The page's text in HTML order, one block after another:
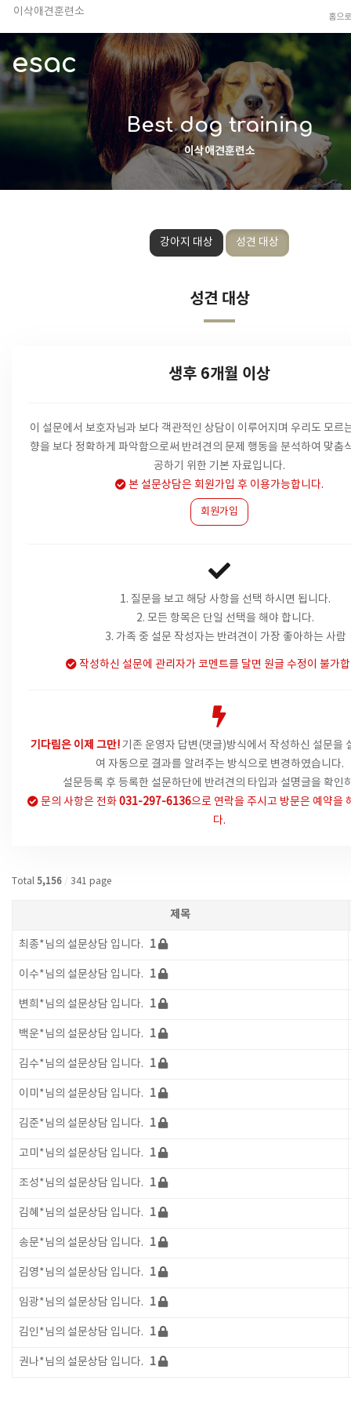
이삭애견훈련소
안전하고 행복한 펫티켓 선도!
경기도 화성시 봉담읍 위치
이찬종, 이웅종 소장 소개
홈으로
esac
Best dog training
이삭애견훈련소
강아지 대상 성견 대상
성견 대상
생후 6개월 이상
이 설문에서 보호자님과 보다 객관적인 상담이 이루어지며 우리도 모르
향을 보다 정확하게 파악함으로써 반려견의 문제 행동을 분석하여 맞춤
공하기 위한 기본 자료입니다.
본 설문상담은 회원가입 후 이용가능합니다.
회원가입
1. 질문을 보고 해당 사항을 선택 하시면 됩니다.
2. 모든 항목은 단일 선택을 해야 합니다.
3. 가족 중 설문 작성자는 반려견이 가장 좋아하는 사람
작성하신 설문에 관리자가 코멘트를 달면 원글 수정이 불가
기다림은 이제 그만!기존 운영자 답변(댓글)방식에서 작성하신 설문을
여 자동으로 결과를 알려주는 방식으로 변경하였습니다.
설문등록 후 등록한 설문하단에 반려견의 타입과 설명글을 확인
문의 사항은 전화031-297-6136으로 연락을 주시고 방문은 예약을
다.
Total 5,156 / 341 page
제목
최종*님의 설문상담 입니다. 1
이수*님의 설문상담 입니다. 1
변희*님의 설문상담 입니다. 1
백운*님의 설문상담 입니다. 1
김수*님의 설문상담 입니다. 1
이미*님의 설문상담 입니다. 1
김준*님의 설문상담 입니다. 1
고미*님의 설문상담 입니다. 1
조성*님의 설문상담 입니다. 1
김혜*님의 설문상담 입니다. 1
송문*님의 설문상담 입니다. 1
김영*님의 설문상담 입니다. 1
임광*님의 설문상담 입니다. 1
김인*님의 설문상담 입니다. 1
권나*님의 설문상담 입니다. 1